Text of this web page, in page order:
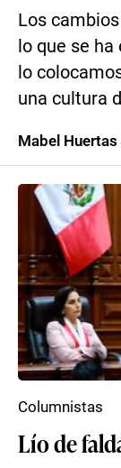
Los
lo que se
lo
una cultura
Mabel Huertas
Lío de
Columnistas